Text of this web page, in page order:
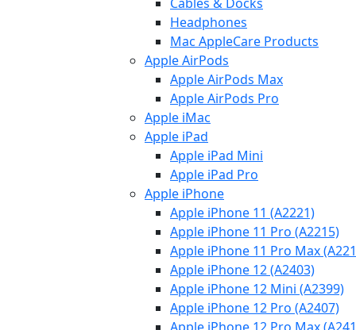
Headphones
Mac AppleCare Products
Apple AirPods
Apple AirPods Max
Apple AirPods Pro
Apple iMac
Apple iPad
Apple iPad Mini
Apple iPad Pro
Apple iPhone
Apple iPhone 11 (A2221)
Apple iPhone 11 Pro (A2215)
Apple iPhone 11 Pro Max
Apple iPhone 12 (A2403)
Apple iPhone 12 Mini (A2399)
Apple iPhone 12 Pro (A2407)